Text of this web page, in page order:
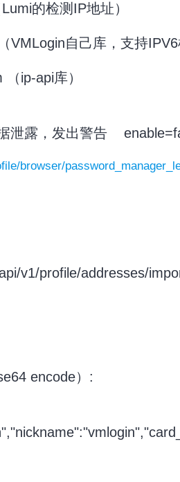
的检测IP地址）
自己库，支持IPV6
ip-api库）
泄露，发出警告
browser/
v1/profile/addresses/
encode）: